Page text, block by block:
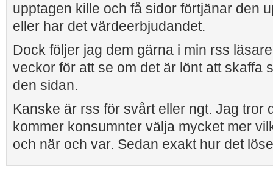
upptagen kille och få sidor förtjänar den
eller har det värdeerbjudandet.
Dock följer jag dem gärna i min rss
veckor för att se om det är lönt att skaffa
den sidan.
Kanske är rss för svårt eller ngt. Jag tror
kommer konsumnter välja mycket mer
och när och var. Sedan exakt hur det